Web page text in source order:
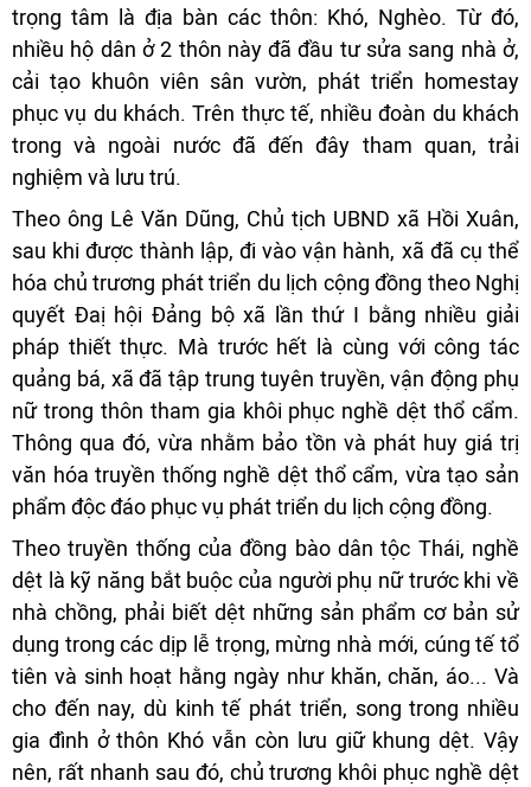
trọng tâm là địa bàn các thôn: Khó, Nghèo. Từ đó,
nhiều hộ dân ở 2 thôn này đã đầu tư sửa sang nhà ở,
cải tạo khuôn viên sân vườn, phát triển homestay
phục vụ du khách. Trên thực tế, nhiều đoàn du khách
trong và ngoài nước đã đến đây tham quan, trải
nghiệm và lưu trú.
Theo ông Lê Văn Dũng, Chủ tịch UBND xã Hồi Xuân,
sau khi được thành lập, đi vào vận hành, xã đã cụ thể
hóa chủ trương phát triển du lịch cộng đồng theo Nghị
quyết Đaị hội Đảng bộ xã lần thứ I bằng nhiều giải
pháp thiết thực. Mà trước hết là cùng với công tác
quảng bá, xã đã tập trung tuyên truyền, vận động phụ
nữ trong thôn tham gia khôi phục nghề dệt thổ cẩm.
Thông qua đó, vừa nhằm bảo tồn và phát huy giá trị
văn hóa truyền thống nghề dệt thổ cẩm, vừa tạo sản
phẩm độc đáo phục vụ phát triển du lịch cộng đồng.
Theo truyền thống của đồng bào dân tộc Thái, nghề
dệt là kỹ năng bắt buộc của người phụ nữ trước khi về
nhà chồng, phải biết dệt những sản phẩm cơ bản sử
dụng trong các dịp lễ trọng, mừng nhà mới, cúng tế tổ
tiên và sinh hoạt hằng ngày như khăn, chăn, áo... Và
cho đến nay, dù kinh tế phát triển, song trong nhiều
gia đình ở thôn Khó vẫn còn lưu giữ khung dệt. Vậy
nên, rất nhanh sau đó, chủ trương khôi phục nghề dệt